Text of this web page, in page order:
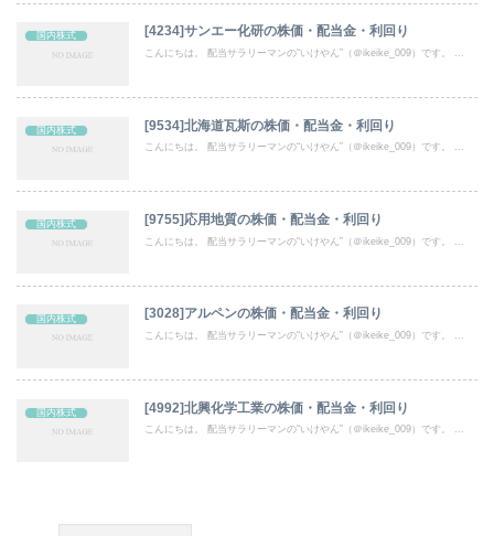
国内株式 [4234]サンエー化研の株価・配当金・利回り
こんにちは。 配当サラリーマンの“いけやん”（＠ikeike_009）です。 ...
国内株式 [9534]北海道瓦斯の株価・配当金・利回り
こんにちは。 配当サラリーマンの“いけやん”（＠ikeike_009）です。 ...
国内株式 [9755]応用地質の株価・配当金・利回り
こんにちは。 配当サラリーマンの“いけやん”（＠ikeike_009）です。 ...
国内株式 [3028]アルペンの株価・配当金・利回り
こんにちは。 配当サラリーマンの“いけやん”（＠ikeike_009）です。 ...
国内株式 [4992]北興化学工業の株価・配当金・利回り
こんにちは。 配当サラリーマンの“いけやん”（＠ikeike_009）です。 ...